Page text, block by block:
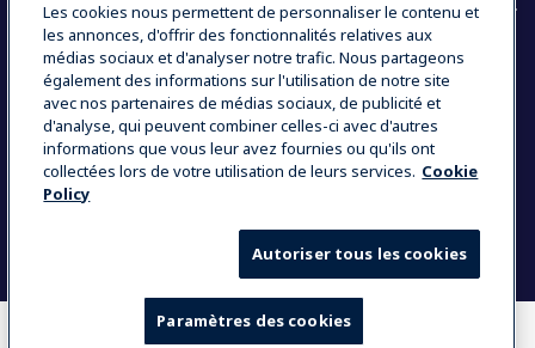
COMPARER OÙ ACHETER
COUNTRY AND LANGUAGE
VOTRE SÉLECTION : FRANCE
Data Privacy Statement
CGV Plan du site
Les cookies nous permettent de personnaliser le contenu et
les annonces, d'offrir des fonctionnalités relatives aux
médias sociaux et d'analyser notre trafic. Nous partageons
également des informations sur l'utilisation de notre site
avec nos partenaires de médias sociaux, de publicité et
d'analyse, qui peuvent combiner celles-ci avec d'autres
informations que vous leur avez fournies ou qu'ils ont
collectées lors de votre utilisation de leurs services. Cookie
Policy
Autoriser tous les cookies
Paramètres des cookies